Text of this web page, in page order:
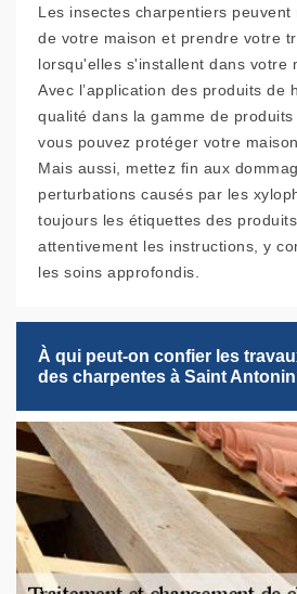
Les insectes charpentiers
de votre maison et prendre votre
lorsqu'elles s'installent dans votre
Avec l’application des produits de
qualité dans la gamme de
vous pouvez protéger votre
Mais aussi, mettez fin aux
perturbations causés par les
toujours les étiquettes des
attentivement les instructions, y
les soins approfondis.
À qui peut-on confier les
des charpentes à Saint